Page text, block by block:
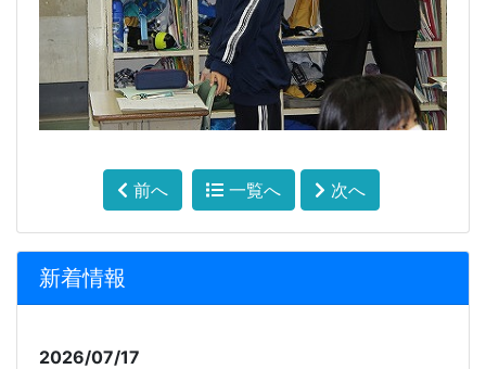
前へ 一覧へ 次へ
新着情報
2026/07/17